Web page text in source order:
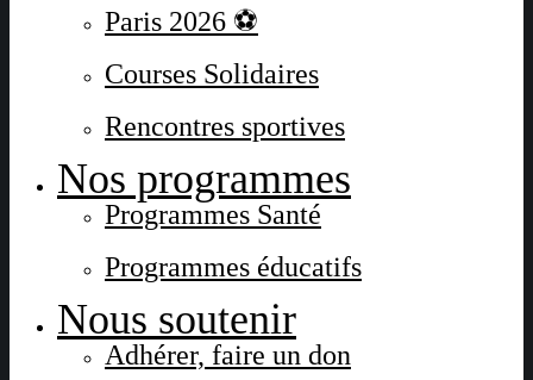
Paris 2026 ⚽
Courses Solidaires
Rencontres sportives
Nos programmes
Programmes Santé
Programmes éducatifs
Nous soutenir
Adhérer, faire un don